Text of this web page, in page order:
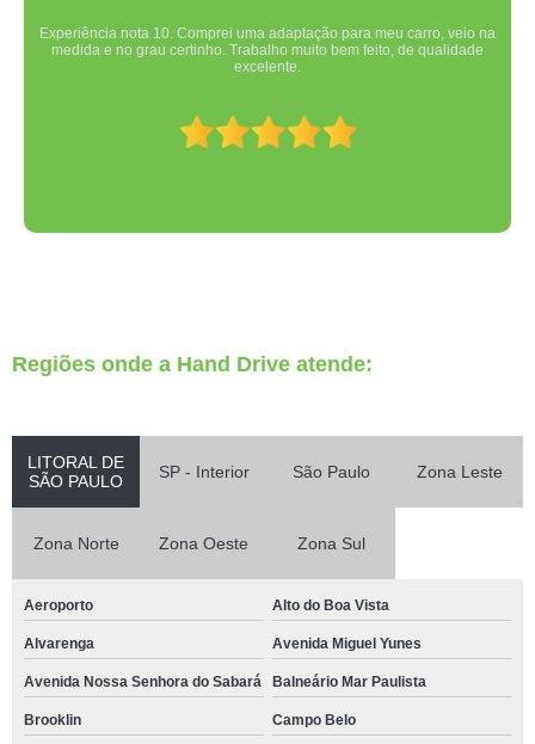
Experiência nota 10. Comprei uma adaptação para meu carro, veio na
medida e no grau certinho. Trabalho muito bem feito, de qualidade
excelente.
Regiões onde a Hand Drive atende:
LITORAL DE
SÃO PAULO
SP - Interior São Paulo Zona Leste
Zona Norte Zona Oeste Zona Sul
Aeroporto Alto do Boa Vista
Alvarenga Avenida Miguel Yunes
Avenida Nossa Senhora do Sabará Balneário Mar Paulista
Brooklin Campo Belo